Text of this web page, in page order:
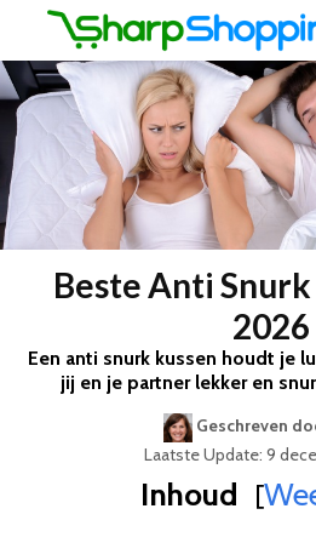
Beste Anti Snurk
2026
Een anti snurk kussen houdt je
jij en je partner lekker en
Geschreven
Laatste Update: 9
Inhoud [